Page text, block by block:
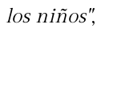
los niños",